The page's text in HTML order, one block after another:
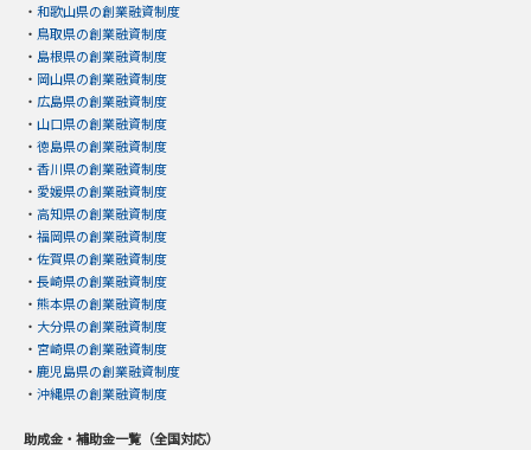
・ 和歌山県の創業融資制度
・ 鳥取県の創業融資制度
・ 島根県の創業融資制度
・ 岡山県の創業融資制度
・ 広島県の創業融資制度
・ 山口県の創業融資制度
・ 徳島県の創業融資制度
・ 香川県の創業融資制度
・ 愛媛県の創業融資制度
・ 高知県の創業融資制度
・ 福岡県の創業融資制度
・ 佐賀県の創業融資制度
・ 長崎県の創業融資制度
・ 熊本県の創業融資制度
・ 大分県の創業融資制度
・ 宮崎県の創業融資制度
・ 鹿児島県の創業融資制度
・ 沖縄県の創業融資制度
助成金・補助金一覧（全国対応）